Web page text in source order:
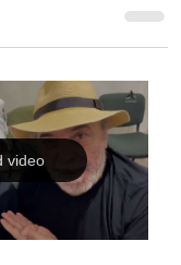
the Clouds -
Soundtrack of